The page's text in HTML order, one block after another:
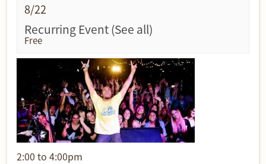
丫丫夥伴 + 友情連接
8/22
Recurring Event(See all)
Free
2:00 to 4:00pm